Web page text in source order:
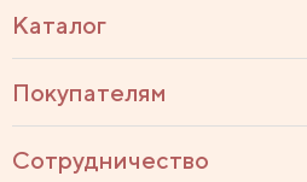
Каталог
Покупателям
Сотрудничество